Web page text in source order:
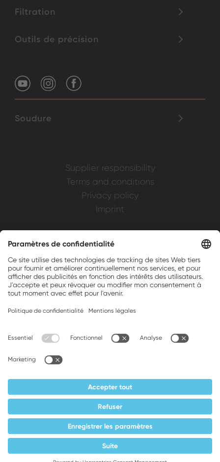
Filtration
Outils de précision
Soudure
Supplier responsibility
Terms and conditions
Privacy policy
Imprint
Brands, Inc.
Companion brands: